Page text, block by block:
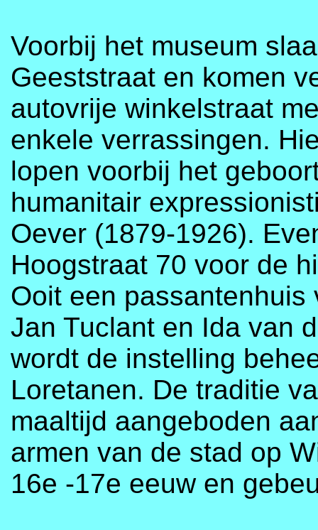
Voorbij het museum
Geeststraat en komen
autovrije winkelstraat
enkele verrassingen.
lopen voorbij het
humanitair
Oever (1879-1926).
Hoogstraat 70 voor de
Ooit een
Jan Tuclant en Ida van
wordt de instelling
Loretanen. De traditie
maaltijd aangeboden
armen van de stad op
16e -17e eeuw en